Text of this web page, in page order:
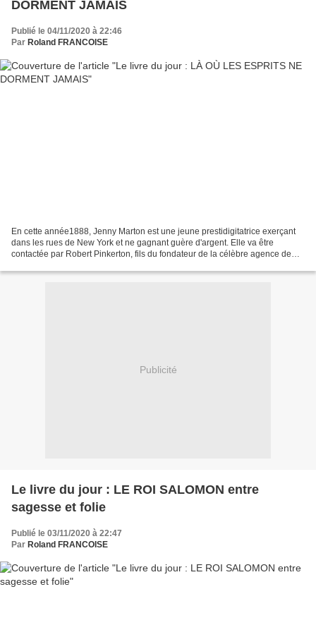
DORMENT JAMAIS
Publié le 04/11/2020 à 22:46
Par Roland FRANCOISE
En cette année1888, Jenny Marton est une jeune prestidigitatrice exerçant
dans les rues de New York et ne gagnant guère d'argent. Elle va être
contactée par Robert Pinkerton, fils du fondateur de la célèbre agence de
Publicité
Le livre du jour : LE ROI SALOMON entre
sagesse et folie
Publié le 03/11/2020 à 22:47
Par Roland FRANCOISE